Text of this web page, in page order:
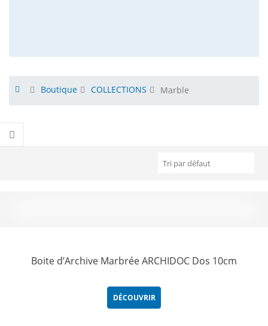
Boutique COLLECTIONS Marble
Boite d’Archive Marbrée ARCHIDOC Dos 10cm
DÉCOUVRIR